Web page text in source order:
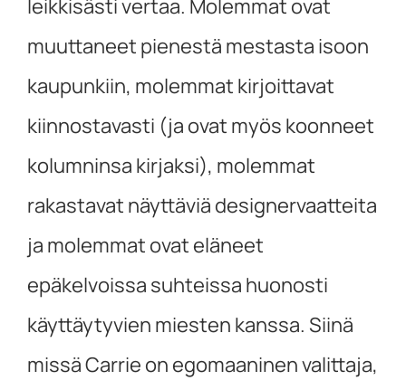
leikkisästi vertaa. Molemmat ovat
muuttaneet pienestä mestasta isoon
kaupunkiin, molemmat kirjoittavat
kiinnostavasti (ja ovat myös koonneet
kolumninsa kirjaksi), molemmat
rakastavat näyttäviä designervaatteita
ja molemmat ovat eläneet
epäkelvoissa suhteissa huonosti
käyttäytyvien miesten kanssa. Siinä
missä Carrie on egomaaninen valittaja,